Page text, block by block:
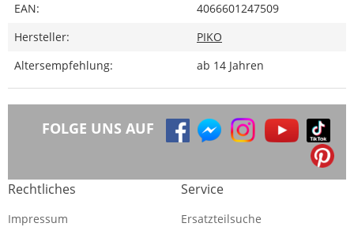
EAN:
4066601247509
Hersteller:
PIKO
Altersempfehlung:
ab 14 Jahren
FOLGE UNS AUF
Rechtliches
Impressum
Service
Ersatzteilsuche